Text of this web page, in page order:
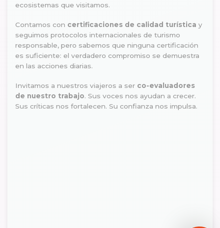
ecosistemas que visitamos.
Contamos con certificaciones de calidad turística y
seguimos protocolos internacionales de turismo
responsable, pero sabemos que ninguna certificación
es suficiente: el verdadero compromiso se demuestra
en las acciones diarias.
Invitamos a nuestros viajeros a ser co-evaluadores
de nuestro trabajo. Sus voces nos ayudan a crecer.
Sus críticas nos fortalecen. Su confianza nos impulsa.